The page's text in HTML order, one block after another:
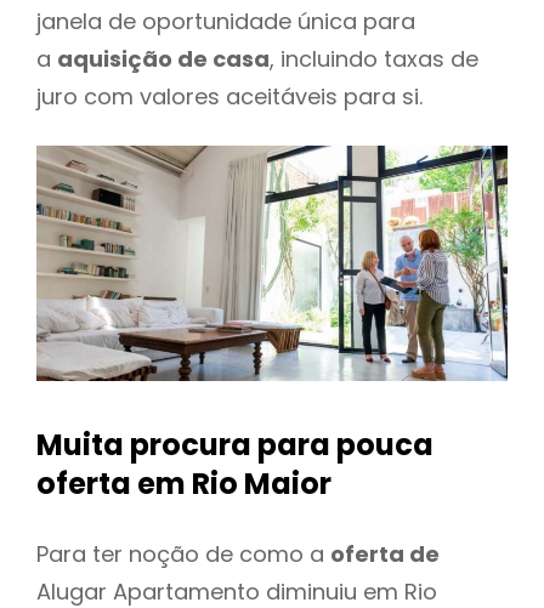
janela de oportunidade única para
a aquisição de casa, incluindo taxas de
juro com valores aceitáveis para si.
Muita procura para pouca
oferta em Rio Maior
Para ter noção de como a oferta de
Alugar Apartamento diminuiu em Rio